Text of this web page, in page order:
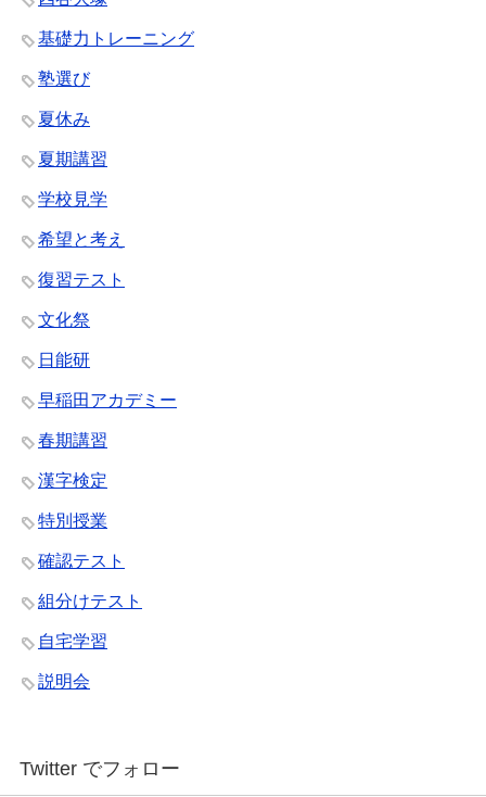
基礎力トレーニング
塾選び
夏休み
夏期講習
学校見学
希望と考え
復習テスト
文化祭
日能研
早稲田アカデミー
春期講習
漢字検定
特別授業
確認テスト
組分けテスト
自宅学習
説明会
Twitter でフォロー